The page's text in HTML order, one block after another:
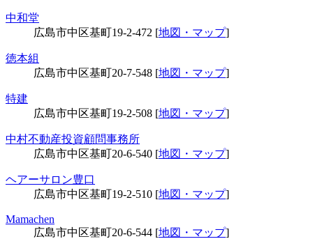
中和堂
広島市中区基町19-2-472 [地図・マップ]
徳本組
広島市中区基町20-7-548 [地図・マップ]
特建
広島市中区基町19-2-508 [地図・マップ]
中村不動産投資顧問事務所
広島市中区基町20-6-540 [地図・マップ]
ヘアーサロン豊口
広島市中区基町19-2-510 [地図・マップ]
Mamachen
広島市中区基町20-6-544 [地図・マップ]